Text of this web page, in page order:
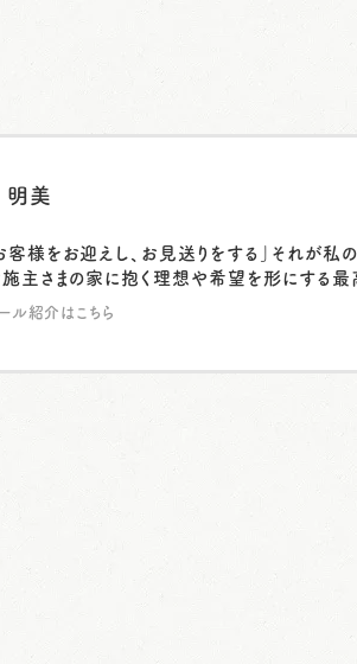
明美
様をお迎えし、お見送りをする」それが私
主さまの家に抱く理想や希望を形にする最
ル紹介はこちら